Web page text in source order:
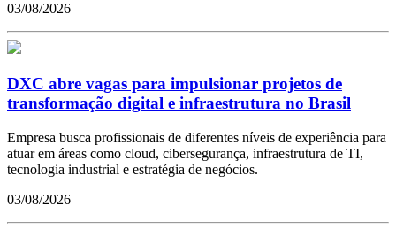
03/08/2026
DXC abre vagas para impulsionar projetos de
transformação digital e infraestrutura no Brasil
Empresa busca profissionais de diferentes níveis de experiência para
atuar em áreas como cloud, cibersegurança, infraestrutura de TI,
tecnologia industrial e estratégia de negócios.
03/08/2026